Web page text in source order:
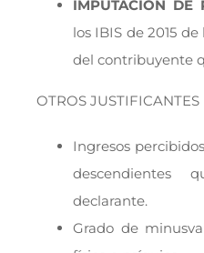
IMPUTACIÓN DE
los IBIS de 2015
del contribuyente
OTROS JUSTIFICANTES
Ingresos
descendientes
declarante.
Grado de